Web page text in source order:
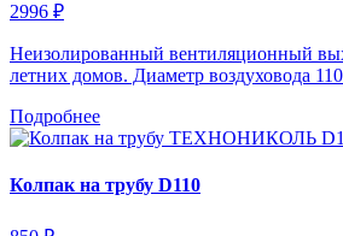
2996 ₽
Неизолированный вентиляционный
летних домов. Диаметр воздуховода
Подробнее
Колпак на трубу D110